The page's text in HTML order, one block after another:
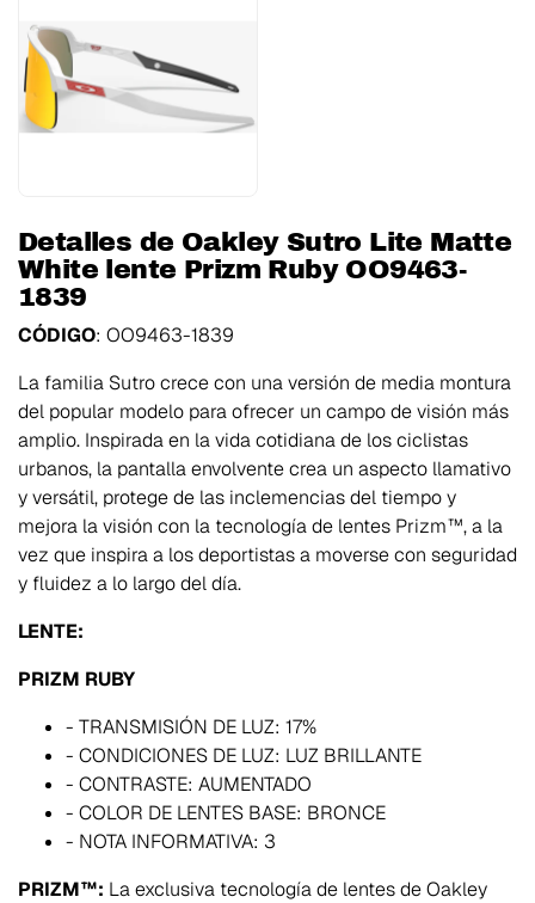
Detalles de Oakley Sutro Lite Matte
White lente Prizm Ruby OO9463-
1839
CÓDIGO: OO9463-1839
La familia Sutro crece con una versión de media montura
del popular modelo para ofrecer un campo de visión más
amplio. Inspirada en la vida cotidiana de los ciclistas
urbanos, la pantalla envolvente crea un aspecto llamativo
y versátil, protege de las inclemencias del tiempo y
mejora la visión con la tecnología de lentes Prizm™, a la
vez que inspira a los deportistas a moverse con seguridad
y fluidez a lo largo del día.
LENTE:
PRIZM RUBY
- TRANSMISIÓN DE LUZ: 17%
- CONDICIONES DE LUZ: LUZ BRILLANTE
- CONTRASTE: AUMENTADO
- COLOR DE LENTES BASE: BRONCE
- NOTA INFORMATIVA: 3
PRIZM™: La exclusiva tecnología de lentes de Oakley